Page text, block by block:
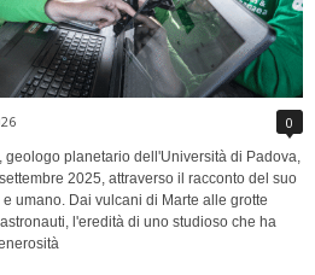
0
geologo planetario dell'Università di Padova,
2025, attraverso il racconto del suo
umano. Dai vulcani di Marte alle grotte
l'eredità di uno studioso che ha